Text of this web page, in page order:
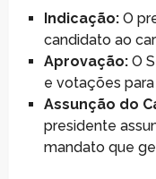
Indicação:O
candidato ao
Aprovação:O
e votações
Assunção do
presidente
mandato que